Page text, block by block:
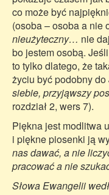
co może być
(osoba – osoba a nie
nieużyteczny… nie
bo jestem osobą.
to tylko dlatego, że
życiu być podobny do
siebie, przyjąwszy
rozdział 2, wers 7).
Piękna jest modlitwa
i piękne piosenki ją
nas dawać, a nie
pracować a nie
Słowa Ewangelii